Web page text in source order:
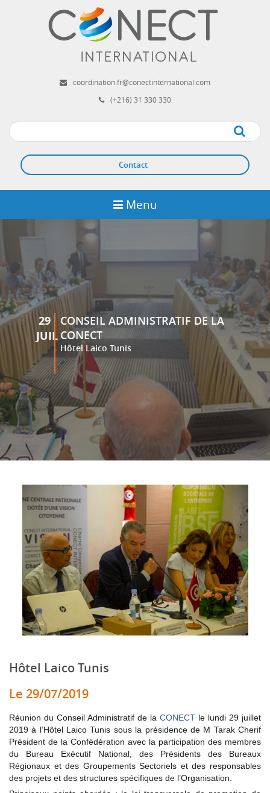
coordination.fr@conectinternational.com
(+216) 31 330 330
Apply
Contact
Menu
29
JUIL
CONSEIL ADMINISTRATIF DE LA
CONECT
Hôtel Laico Tunis
Hôtel Laico Tunis
Le 29/07/2019
Réunion du Conseil Administratif de la CONECT le lundi 29 juillet
2019 à l’Hôtel Laico Tunis sous la présidence de M Tarak Cherif
Président de la Confédération avec la participation des membres
du Bureau Exécutif National, des Présidents des Bureaux
Régionaux et des Groupements Sectoriels et des responsables
des projets et des structures spécifiques de l’Organisation.